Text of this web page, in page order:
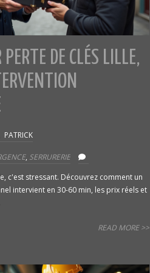
PERTE DE CLÉS LILLE,
PATRICK
, SERRURERIE
c'est stressant. Découvrez comment un
intervient en 30-60 min, les prix réels et
READ MORE >>